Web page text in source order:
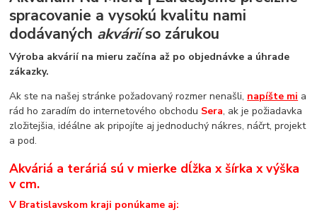
spracovanie a vysokú kvalitu nami
dodávaných akváriíso zárukou
Výroba akvárií na mieru začína až po objednávke a úhrade
zákazky.
Ak ste na našej stránke požadovaný rozmer nenašli, napíšte mi a
rád ho zaradím do internetového obchodu Sera, ak je požiadavka
zložitejšia, idéálne ak pripojíte aj jednoduchý nákres, náčrt, projekt
a pod.
Akváriá a teráriá sú v mierke dĺžka x šírka x výška
v cm.
V Bratislavskom kraji ponúkame aj: